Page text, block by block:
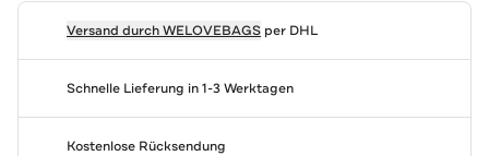
Versand durchWELOVEBAGSper DHL
Schnelle Lieferung in 1-3 Werktagen
Kostenlose Rücksendung